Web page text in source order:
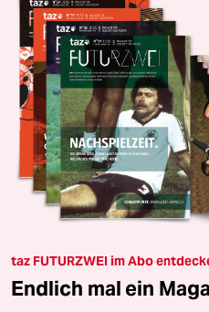
taz FUTURZWEI im Abo
Endlich mal ein